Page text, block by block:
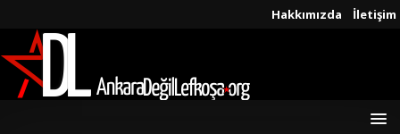
Hakkımızda İletişim